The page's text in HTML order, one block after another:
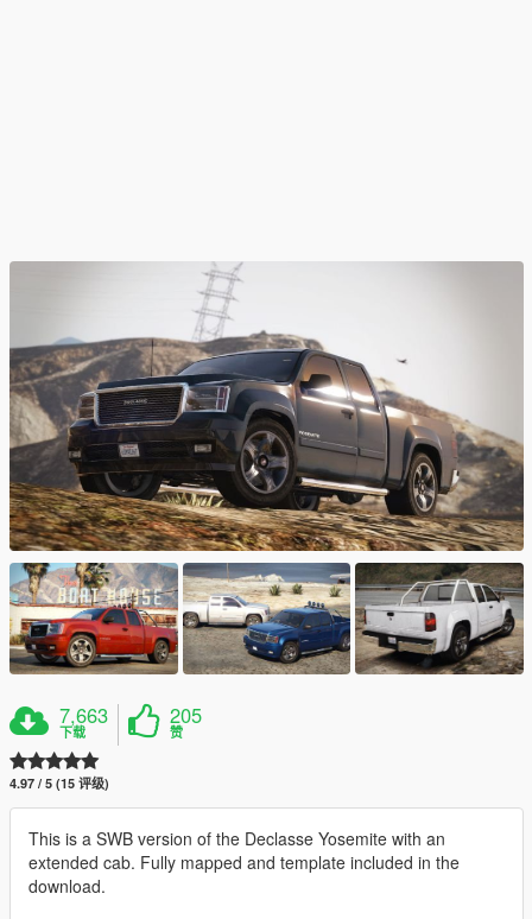
7,663
下载
205
赞
4.97 / 5 (15 评级)
This is a SWB version of the Declasse Yosemite with an
extended cab. Fully mapped and template included in the
download.